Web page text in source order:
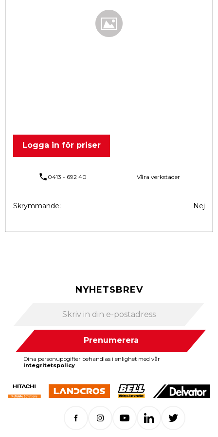
Logga in för priser
phone 0413 - 692 40 Våra verkstäder
Skrymmande Nej
NYHETSBREV
Prenumerera
Dina personuppgifter behandlas i enlighet med vår
integritetspolicy.